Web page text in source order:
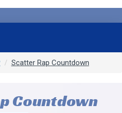
Scatter Rap Countdown
Countdown